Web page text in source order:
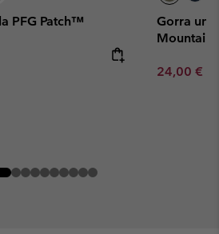
PFG Patch™
Gorra
Minimum
24,00 €